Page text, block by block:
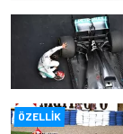
ÖZELLIK